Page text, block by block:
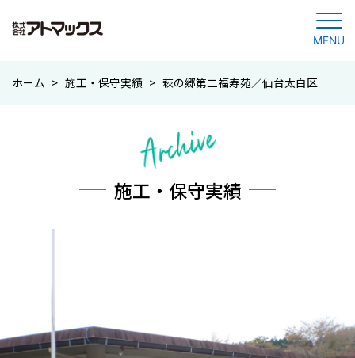
MENU
ホーム > 施工・保守実績 > 萩の郷第二福寿苑／仙台太白区
施工・保守実績